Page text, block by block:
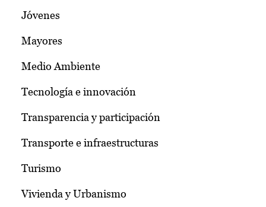
Jóvenes
Mayores
Medio Ambiente
Tecnología e innovación
Transparencia y participación
Transporte e infraestructuras
Turismo
Vivienda y Urbanismo